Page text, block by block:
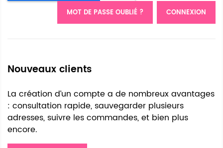
CONNEXION
MOT DE PASSE OUBLIÉ ?
Nouveaux clients
La création d’un compte a de nombreux avantages
: consultation rapide, sauvegarder plusieurs
adresses, suivre les commandes, et bien plus
encore.